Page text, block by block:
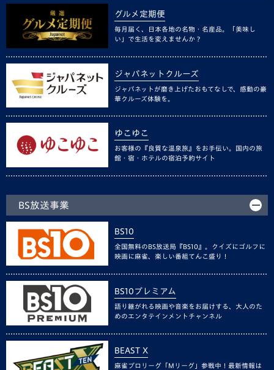
グルメ定期便
毎月届く、日本各地の名物・名産品。「美味し
い」で生活を変えませんか？
ジャパネットクルーズ
ジャパネットが磨き上げたおもてなしで、感動の豪
華クルーズ体験を。
ゆこゆこ
お客様の『良質な温泉旅』をお手伝い。国内の旅
館・宿・ホテルの宿泊予約サイト
BS放送事業
BS10
全国無料のBS放送局『BS10』。クイズにゴルフに
映画に麻雀、楽しい番組てんこ盛り！
BS10プレミアム
語り継がれる映画や音楽をお届けする、大人のた
めのエンタテインメントチャンネル
BEAST X
麻雀プロリーグ「Mリーグ」参戦中！最新情報は